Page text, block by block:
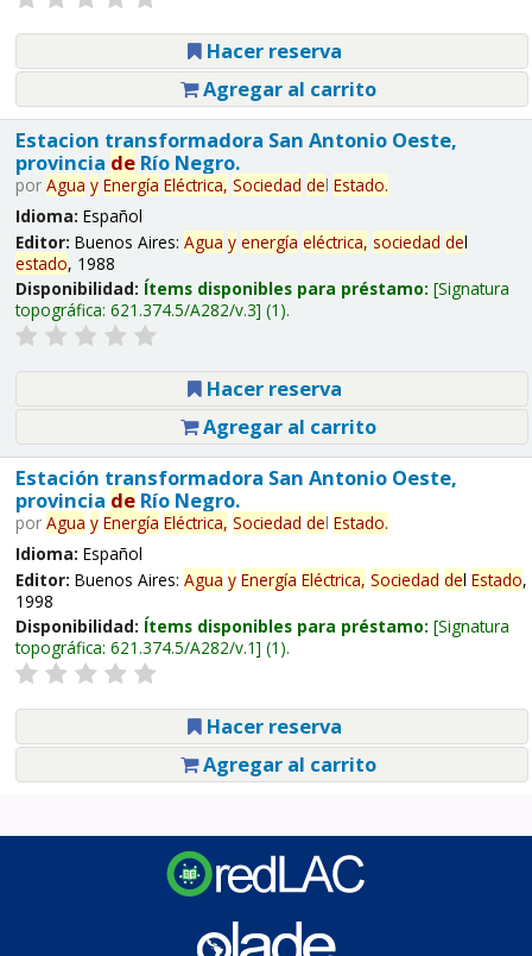
Hacer reserva
Agregar al carrito
Estacion transformadora San Antonio Oeste,
provincia deRío Negro.
por Agua y Energía Eléctrica, Sociedad del Estado.
Idioma: Español
Editor: Buenos Aires: Agua y energía eléctrica, sociedad del
estado, 1988
Disponibilidad: Ítems disponibles para préstamo: Signatura
topográfica: 621.374.5/A282/v.3 (1).
Hacer reserva
Agregar al carrito
Estación transformadora San Antonio Oeste,
provincia deRío Negro.
por Agua y Energía Eléctrica, Sociedad del Estado.
Idioma: Español
Editor: Buenos Aires: Agua y Energía Eléctrica, Sociedad del Estado,
1998
Disponibilidad: Ítems disponibles para préstamo: Signatura
topográfica: 621.374.5/A282/v.1 (1).
Hacer reserva
Agregar al carrito